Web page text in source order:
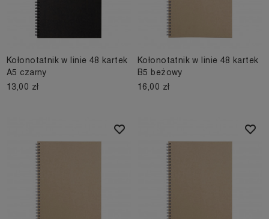
Kołonotatnik w linie 48 kartek
A5 czarny
13,00 zł
Kołonotatnik w linie 48 kartek
B5 beżowy
16,00 zł